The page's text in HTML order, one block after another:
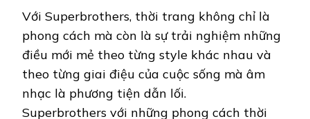
Với Superbrothers, thời trang không chỉ là
phong cách mà còn là sự trải nghiệm những
điều mới mẻ theo từng style khác nhau và
theo từng giai điệu của cuộc sống mà âm
nhạc là phương tiện dẫn lối.
Superbrothers với những phong cách thời